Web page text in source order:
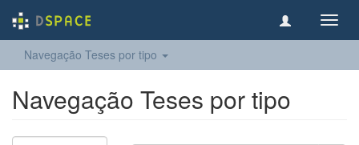
Navegação Teses por tipo
Navegação Teses por tipo